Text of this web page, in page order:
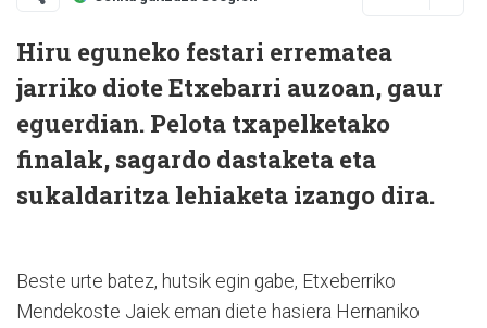
Hiru eguneko festari errematea
jarriko diote Etxebarri auzoan, gaur
eguerdian. Pelota txapelketako
finalak, sagardo dastaketa eta
sukaldaritza lehiaketa izango dira.
Beste urte batez, hutsik egin gabe, Etxeberriko
Mendekoste Jaiek eman diete hasiera Hernaniko